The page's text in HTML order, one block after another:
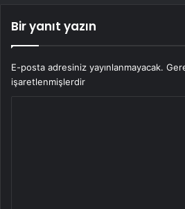
Bir yanıt yazın
E-posta adresiniz yayınlanmayacak.
işaretlenmişlerdir